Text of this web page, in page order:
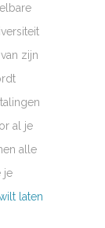
zijn
al je
alle
je
laten